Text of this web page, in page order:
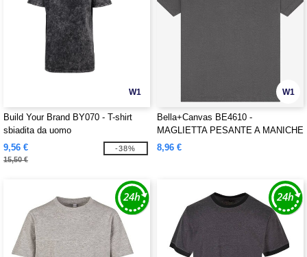
W1
Build Your Brand BY070 - T-shirt
sbiadita da uomo
9,56 €
15,50 €
-38%
W1
Bella+Canvas BE4610 -
MAGLIETTA PESANTE A MANICHE
CORTE UNISEX
8,96 €